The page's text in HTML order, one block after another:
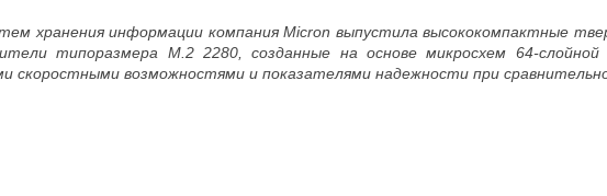
хранения информации компания Micron выпустила высококомпактные
типоразмера M.2 2280, созданные на основе микросхем 64-
скоростными возможностями и показателями надежности при